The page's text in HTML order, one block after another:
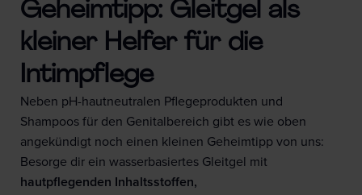
Geheimtipp: Gleitgel als
kleiner Helfer für die
Intimpflege
Neben pH-hautneutralen Pflegeprodukten und
Shampoos für den Genitalbereich gibt es wie oben
angekündigt noch einen kleinen Geheimtipp von uns:
Besorge dir ein wasserbasiertes Gleitgel mit
hautpflegenden Inhaltsstoffen,